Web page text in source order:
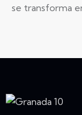
se transforma